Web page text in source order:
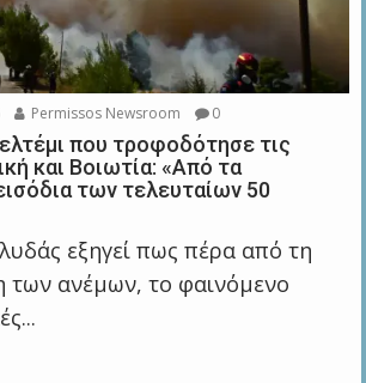
Permissos Newsroom 0
που τροφοδότησε τις
και Βοιωτία: «Από τα
των τελευταίων 50
εξηγεί πως πέρα από τη
των ανέμων, το φαινόμενο